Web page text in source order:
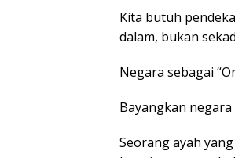
Kita butuh
dalam, bukan
Negara sebagai
Bayangkan
Seorang ayah